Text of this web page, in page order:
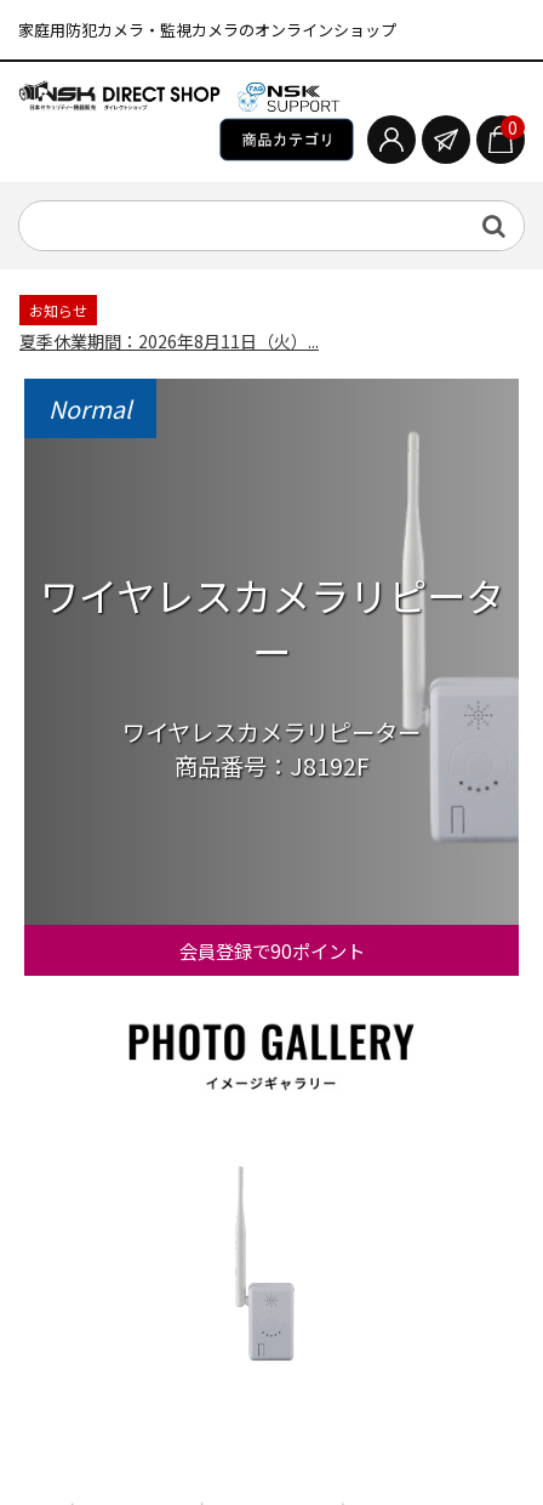
家庭用防犯カメラ・監視カメラのオンラインショップ
0
お知らせ
夏季休業期間：2026年8月11日（火）...
Normal
ワイヤレスカメラリピータ
ー
ワイヤレスカメラリピーター
商品番号：J8192F
会員登録で90ポイント